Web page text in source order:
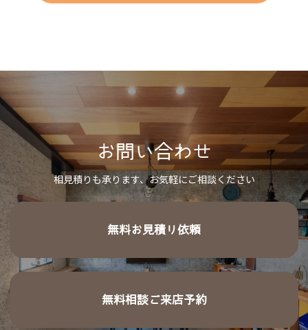
お問い合わせ
相見積りも承ります、お気軽にご相談ください
無料お見積り依頼
無料相談ご来店予約